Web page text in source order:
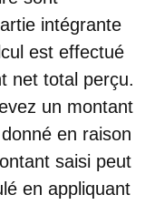
intégrante
est effectué
net total perçu.
un montant
en raison
saisi peut
en appliquant